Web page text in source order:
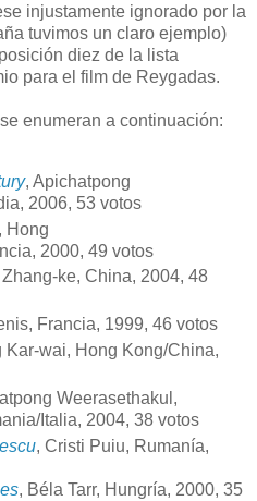
injustamente ignorado por la
tuvimos un claro ejemplo)
diez de la lista
para el film de Reygadas.
enumeran a continuación:
, Apichatpong
2006, 53 votos
Hong
2000, 49 votos
Zhang-ke, China, 2004, 48
Francia, 1999, 46 votos
Kar-wai, Hong Kong/China,
Weerasethakul,
Italia, 2004, 38 votos
, Cristi Puiu, Rumanía,
, Béla Tarr, Hungría, 2000, 35